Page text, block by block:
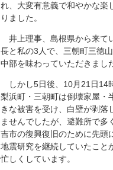
れ、大変有意義で和やかな楽
りました。
井上理事、島根県から来て
長と私の3人で、三朝町三徳
中部を味わっていただきまし
しかし5日後、10月21日14
梨浜町・三朝町は倒壊家屋・
きな被害を受け、白壁が剥落
ませんでしたが、避難所で
吉市の復興復旧のために先頭
地震研究を継続していたこと
忙しくしています。